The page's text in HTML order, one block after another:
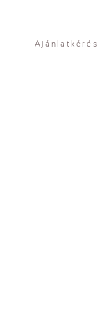
Ajánlatkérés